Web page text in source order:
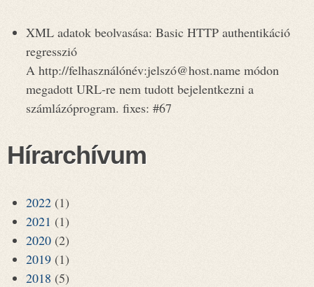
XML adatok beolvasása: Basic HTTP authentikáció
regresszió
A http://felhasználónév:jelszó@host.name módon
megadott URL-re nem tudott bejelentkezni a
számlázóprogram. fixes: #67
Hírarchívum
2022 (1)
2021 (1)
2020 (2)
2019 (1)
2018 (5)